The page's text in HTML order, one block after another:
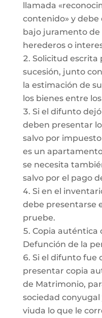
llamada
contenido» y
bajo juramento de
herederos o
Solicitud escrita
sucesión, junto
la estimación de
los bienes entre
Si el difunto
deben presentar
salvo por
es un
se necesita
salvo por el pago
Si en el
debe presentarse
pruebe.
Copia auténtica
Defunción de la
Si el difunto fue
presentar copia
de Matrimonio,
sociedad
viuda lo que le